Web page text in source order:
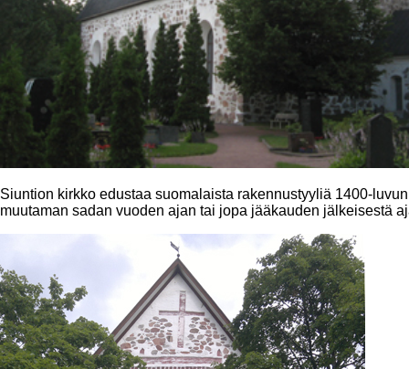
Siuntion kirkko edustaa suomalaista rakennustyyliä 1400-
muutaman sadan vuoden ajan tai jopa jääkauden jälkeisestä